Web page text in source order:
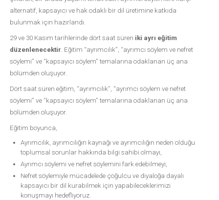
alternatif, kapsayıcı ve hak odaklı bir dil üretimine katkıda
bulunmak için hazırlandı.
29 ve 30 Kasım tarihlerinde dört saat süren iki ayrı eğitim
düzenlenecektir . Eğitim “ayrımcılık”, “ayrımcı söylem ve nefret
söylemi” ve “kapsayıcı söylem” temalarına odaklanan üç ana
bölümden oluşuyor.
Dört saat süren eğitim, “ayrımcılık”, “ayrımcı söylem ve nefret
söylemi” ve “kapsayıcı söylem” temalarına odaklanan üç ana
bölümden oluşuyor.
Eğitim boyunca,
Ayrımcılık, ayrımcılığın kaynağı ve ayrımcılığın neden olduğu
toplumsal sorunlar hakkında bilgi sahibi olmayı,
Ayrımcı söylemi ve nefret söylemini fark edebilmeyi,
Nefret söylemiyle mücadelede çoğulcu ve diyaloğa dayalı
kapsayıcı bir dil kurabilmek için yapabileceklerimizi
konuşmayı hedefliyoruz.